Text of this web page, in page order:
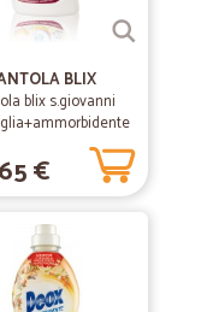
e' peraltro
BLIX
blix s.giovanni
€